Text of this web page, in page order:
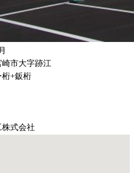
市大字跡江
桁+鈑桁
式会社